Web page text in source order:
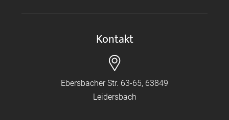
Kontakt
Ebersbacher Str. 63-65, 63849
Leidersbach